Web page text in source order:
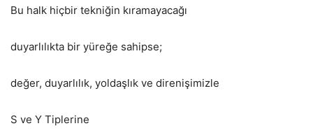
Bu halk hiçbir tekniğin kıramayacağı
duyarlılıkta bir yüreğe sahipse;
değer, duyarlılık, yoldaşlık ve direnişimizle
S ve Y Tiplerine